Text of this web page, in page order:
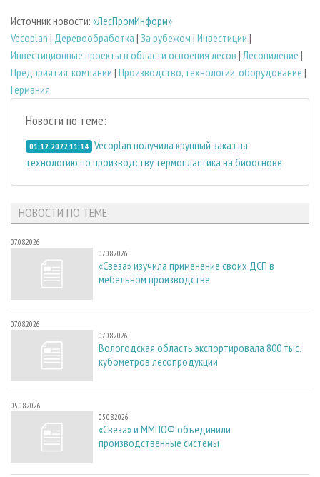
Источник новости: «ЛесПромИнформ»
Vecoplan | Деревообработка | За рубежом | Инвестиции |
Инвестиционные проекты в области освоения лесов | Лесопиление |
Предприятия, компании | Производство, технологии, оборудование |
Германия
Новости по теме:
01.12.2022 11:14 Vecoplan получила крупный заказ на
технологию по производству термопластика на биооснове
НОВОСТИ ПО ТЕМЕ
07.08.2026
07.08.2026
«Свеза» изучила применение своих ДСП в
мебельном производстве
07.08.2026
07.08.2026
Вологодская область экспортировала 800 тыс.
кубометров лесопродукции
05.08.2026
05.08.2026
«Свеза» и ММПОФ объединили
производственные системы